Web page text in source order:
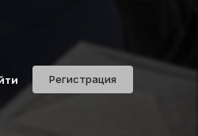
Регистрация